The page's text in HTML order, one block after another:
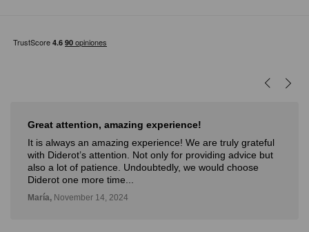
Great attention, amazing experience!
It is always an amazing experience! We are truly grateful
with Diderot’s attention. Not only for providing advice but
also a lot of patience. Undoubtedly, we would choose
Diderot one more time...
María, November 14, 2024